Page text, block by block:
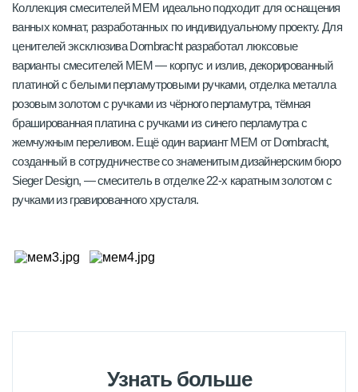
Коллекция смесителей MEM идеально подходит для оснащения
ванных комнат, разработанных по индивидуальному проекту. Для
ценителей эксклюзива Dornbracht разработал люксовые
варианты смесителей MEM — корпус и излив, декорированный
платиной с белыми перламутровыми ручками, отделка металла
розовым золотом с ручками из чёрного перламутра, тёмная
брашированная платина с ручками из синего перламутра с
жемчужным переливом. Ещё один вариант MEM от Dornbracht,
созданный в сотрудничестве со знаменитым дизайнерским бюро
Sieger Design, — смеситель в отделке 22-х каратным золотом с
ручками из гравированного хрусталя.
Узнать больше